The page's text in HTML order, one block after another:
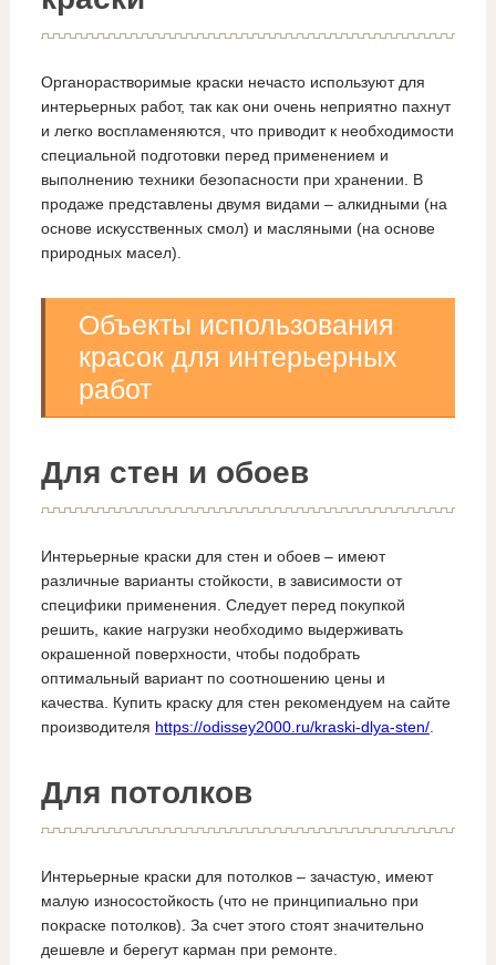
Органорастворимые краски нечасто используют для
интерьерных работ, так как они очень неприятно пахнут
и легко воспламеняются, что приводит к необходимости
специальной подготовки перед применением и
выполнению техники безопасности при хранении. В
продаже представлены двумя видами – алкидными (на
основе искусственных смол) и масляными (на основе
природных масел).
Объекты использования
красок для интерьерных
работ
Для стен и обоев
Интерьерные краски для стен и обоев – имеют
различные варианты стойкости, в зависимости от
специфики применения. Следует перед покупкой
решить, какие нагрузки необходимо выдерживать
окрашенной поверхности, чтобы подобрать
оптимальный вариант по соотношению цены и
качества. Купить краску для стен рекомендуем на сайте
производителя https://odissey2000.ru/kraski-dlya-sten/.
Для потолков
Интерьерные краски для потолков – зачастую, имеют
малую износостойкость (что не принципиально при
покраске потолков). За счет этого стоят значительно
дешевле и берегут карман при ремонте.